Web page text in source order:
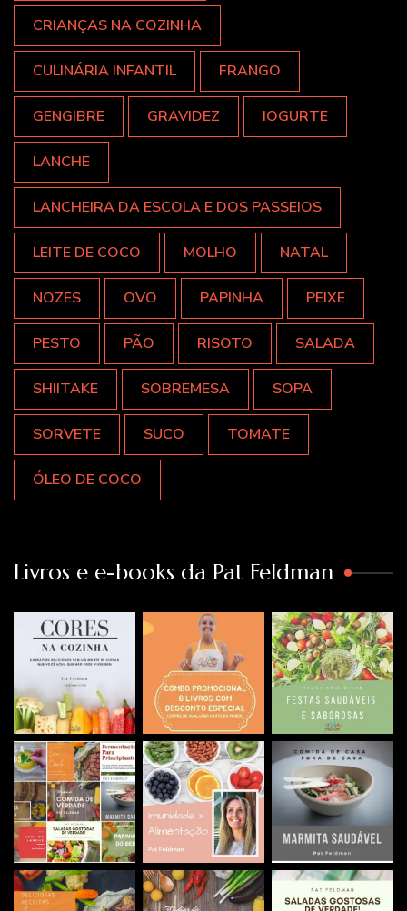
CRIANÇAS NA COZINHA
CULINÁRIA INFANTIL FRANGO
GENGIBRE GRAVIDEZ IOGURTE
LANCHE
LANCHEIRA DA ESCOLA E DOS PASSEIOS
LEITE DE COCO MOLHO NATAL
NOZES OVO PAPINHA PEIXE
PESTO PÃO RISOTO SALADA
SHIITAKE SOBREMESA SOPA
SORVETE SUCO TOMATE
ÓLEO DE COCO
Livros e e-books da Pat Feldman